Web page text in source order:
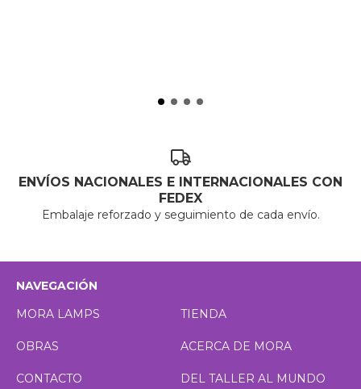
ENVÍOS NACIONALES E INTERNACIONALES CON
FEDEX
Embalaje reforzado y seguimiento de cada envío.
NAVEGACIÓN
MORA LAMPS
TIENDA
OBRAS ACERCA DE MORA
CONTACTO DEL TALLER AL MUNDO